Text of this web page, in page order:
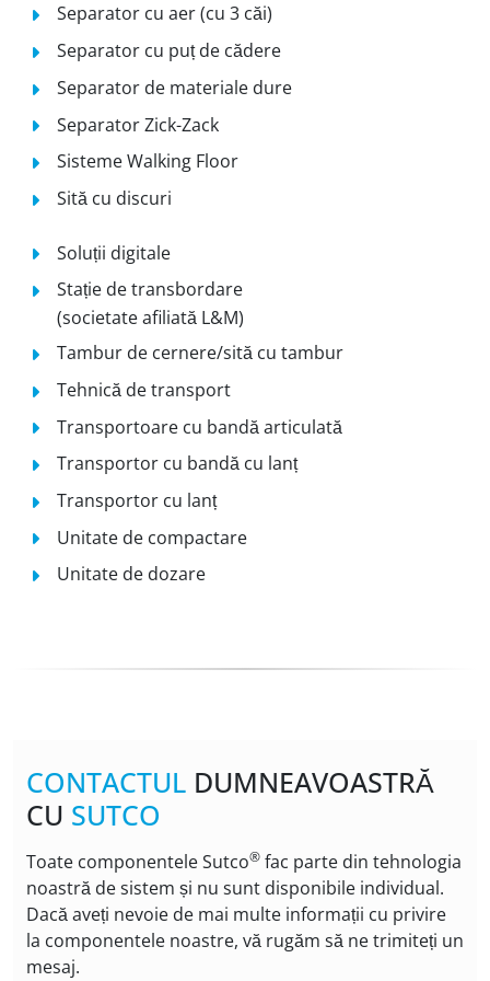
Separator cu aer (cu 3 căi)
Separator cu puț de cădere
Separator de materiale dure
Separator Zick-Zack
Sisteme Walking Floor
Sită cu discuri
Soluții digitale
Stație de transbordare
(societate afiliată L&M)
Tambur de cernere/sită cu tambur
Tehnică de transport
Transportoare cu bandă articulată
Transportor cu bandă cu lanț
Transportor cu lanț
Unitate de compactare
Unitate de dozare
CONTACTUL DUMNEAVOASTRĂ
CU SUTCO
Toate componentele Sutco® fac parte din tehnologia
noastră de sistem și nu sunt disponibile individual.
Dacă aveți nevoie de mai multe informații cu privire
la componentele noastre, vă rugăm să ne trimiteți un
mesaj.